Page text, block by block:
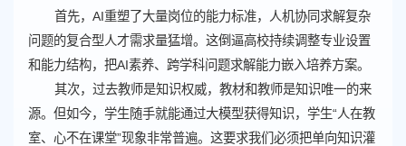
首先，AI重塑了大量岗位的能力标准，人机协同求解复杂
问题的复合型人才需求量猛增。这倒逼高校持续调整专业设置
和能力结构，把AI素养、跨学科问题求解能力嵌入培养方案。
其次，过去教师是知识权威，教材和教师是知识唯一的来
源。但如今，学生随手就能通过大模型获得知识，学生“人在教
室、心不在课堂”现象非常普遍。这要求我们必须把单向知识灌